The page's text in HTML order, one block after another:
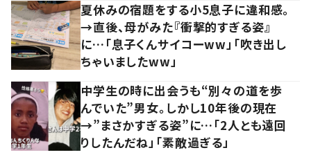
夏休みの宿題をする小5息子に違和感。
→直後、母がみた『衝撃的すぎる姿』
に…「息子くんサイコーww」「吹き出し
ちゃいましたww」
中学生の時に出会うも“別々の道を歩
んでいた”男女。しかし10年後の現在
→”まさかすぎる姿”に…「2人とも遠回
りしたんだね」「素敵過ぎる」